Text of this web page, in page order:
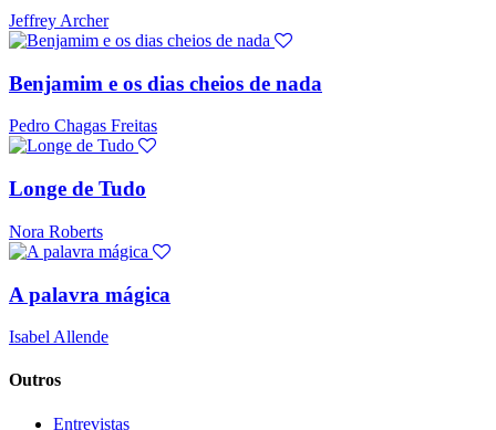
Jeffrey Archer
Benjamim e os dias cheios de nada
Pedro Chagas Freitas
Longe de Tudo
Nora Roberts
A palavra mágica
Isabel Allende
Outros
Entrevistas